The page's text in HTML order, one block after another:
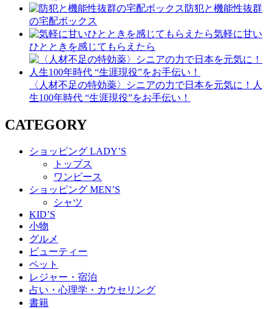
防犯と機能性抜群
の宅配ボックス
気軽に甘い
ひとときを感じてもらえたら
〈人材不足の特効薬〉シニアの力で日本を元気に！人
生100年時代 “生涯現役”をお手伝い！
CATEGORY
ショッピング LADY’S
トップス
ワンピース
ショッピング MEN’S
シャツ
KID’S
小物
グルメ
ビューティー
ペット
レジャー・宿泊
占い・心理学・カウセリング
書籍